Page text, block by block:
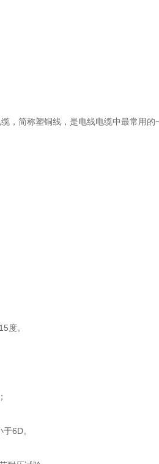
简称塑铜线，是电线电缆中最常用的
度。
6D。